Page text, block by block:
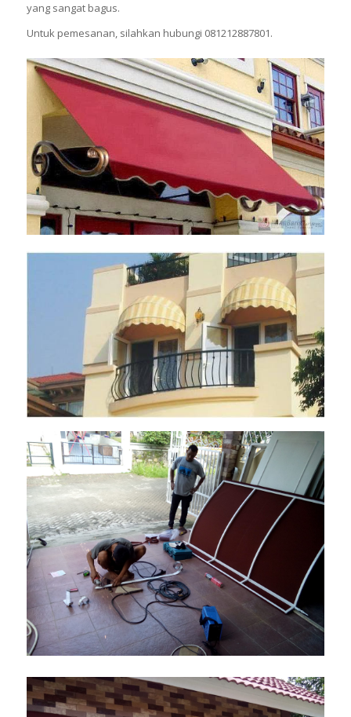
yang sangat bagus.
Untuk pemesanan, silahkan hubungi 081212887801.